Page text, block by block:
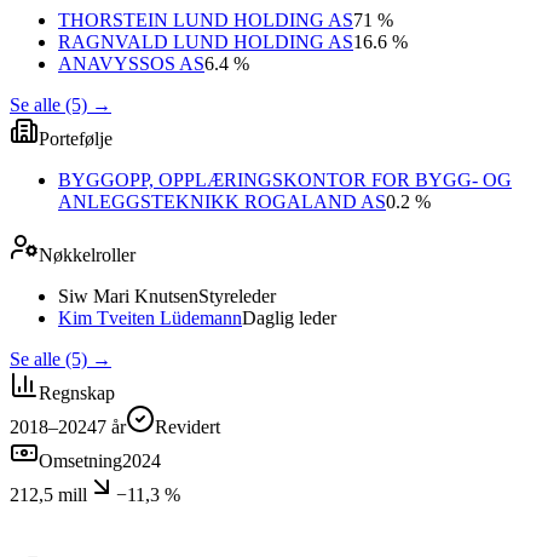
THORSTEIN LUND HOLDING AS71 %
RAGNVALD LUND HOLDING AS16.6 %
ANAVYSSOS AS6.4 %
Se alle (5) →
Portefølje
BYGGOPP, OPPLÆRINGSKONTOR FOR BYGG- OG
ANLEGGSTEKNIKK ROGALAND AS0.2 %
Nøkkelroller
Siw Mari KnutsenStyreleder
Kim Tveiten LüdemannDaglig leder
Se alle (5) →
Regnskap
2018–20247 år
Revidert
Omsetning2024
212,5 mill
−11,3 %